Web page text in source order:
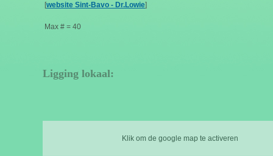
[website Sint-Bavo - Dr.Lowie]
Max # = 40
Ligging lokaal:
Klik om de google map te activeren